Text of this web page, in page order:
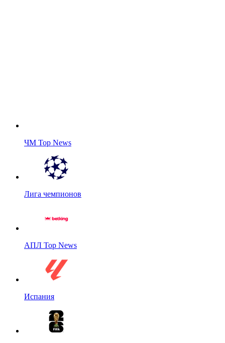
ЧМ Top News
Лига чемпионов
АПЛ Top News
Испания